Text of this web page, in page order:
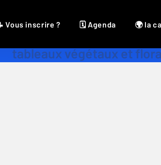
Vous inscrire ? 🗓 Agenda 🌍 la
tableaux végétaux et